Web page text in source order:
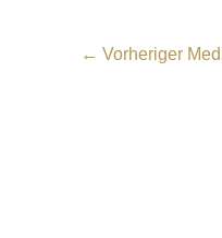
← Vorheriger